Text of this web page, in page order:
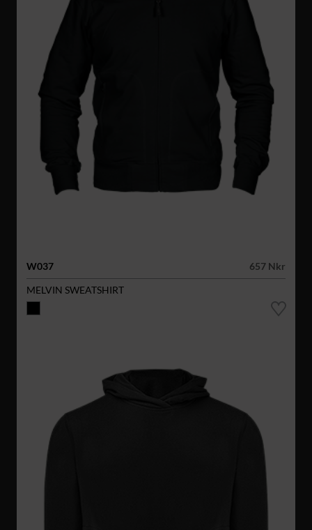
W037
657 Nkr
MELVIN SWEATSHIRT